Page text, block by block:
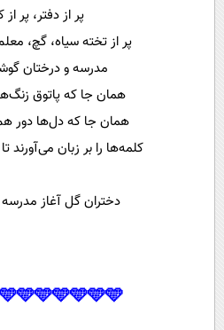
پر از دفتر، پر
پر از تخته سیاه، گچ،
مدرسه و درختان
همان جا که پاتوق
همان جا که دل‌ها دور
کلمه‌ها را بر زبان می‌آورند
دختران گل آغاز